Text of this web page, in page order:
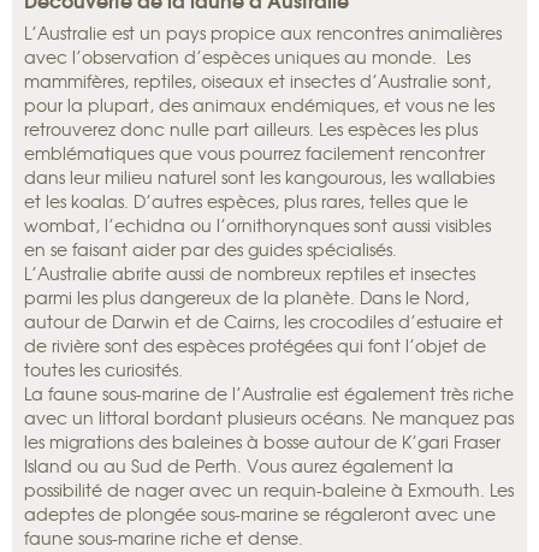
L’Australie est un pays propice aux rencontres animalières
avec l’observation d’espèces uniques au monde. Les
mammifères, reptiles, oiseaux et insectes d’Australie sont,
pour la plupart, des animaux endémiques, et vous ne les
retrouverez donc nulle part ailleurs. Les espèces les plus
emblématiques que vous pourrez facilement rencontrer
dans leur milieu naturel sont les kangourous, les wallabies
et les koalas. D’autres espèces, plus rares, telles que le
wombat, l’echidna ou l’ornithorynques sont aussi visibles
en se faisant aider par des guides spécialisés.
L’Australie abrite aussi de nombreux reptiles et insectes
parmi les plus dangereux de la planète. Dans le Nord,
autour de Darwin et de Cairns, les crocodiles d’estuaire et
de rivière sont des espèces protégées qui font l’objet de
toutes les curiosités.
La faune sous-marine de l’Australie est également très riche
avec un littoral bordant plusieurs océans. Ne manquez pas
les migrations des baleines à bosse autour de K’gari Fraser
Island ou au Sud de Perth. Vous aurez également la
possibilité de nager avec un requin-baleine à Exmouth. Les
adeptes de plongée sous-marine se régaleront avec une
faune sous-marine riche et dense.